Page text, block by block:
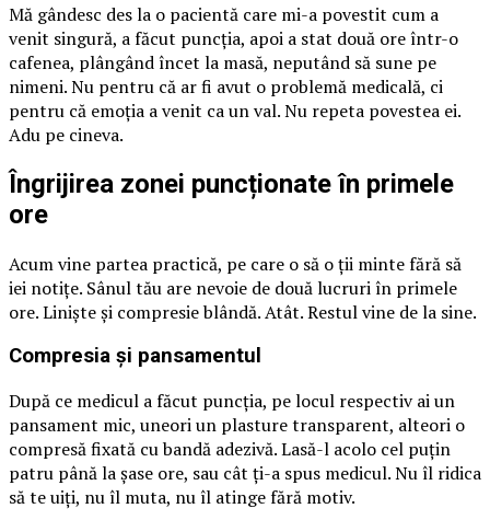
Mă gândesc des la o pacientă care mi-a povestit cum a
venit singură, a făcut puncția, apoi a stat două ore într-o
cafenea, plângând încet la masă, neputând să sune pe
nimeni. Nu pentru că ar fi avut o problemă medicală, ci
pentru că emoția a venit ca un val. Nu repeta povestea ei.
Adu pe cineva.
Îngrijirea zonei puncționate în primele
ore
Acum vine partea practică, pe care o să o ții minte fără să
iei notițe. Sânul tău are nevoie de două lucruri în primele
ore. Liniște și compresie blândă. Atât. Restul vine de la sine.
Compresia și pansamentul
După ce medicul a făcut puncția, pe locul respectiv ai un
pansament mic, uneori un plasture transparent, alteori o
compresă fixată cu bandă adezivă. Lasă-l acolo cel puțin
patru până la șase ore, sau cât ți-a spus medicul. Nu îl ridica
să te uiți, nu îl muta, nu îl atinge fără motiv.